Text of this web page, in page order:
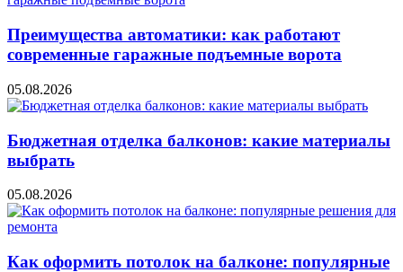
Преимущества автоматики: как работают
современные гаражные подъемные ворота
05.08.2026
Бюджетная отделка балконов: какие материалы
выбрать
05.08.2026
Как оформить потолок на балконе: популярные